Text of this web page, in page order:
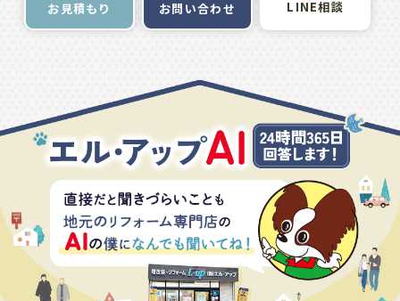
お見積もり お問い合わせ LINE相談